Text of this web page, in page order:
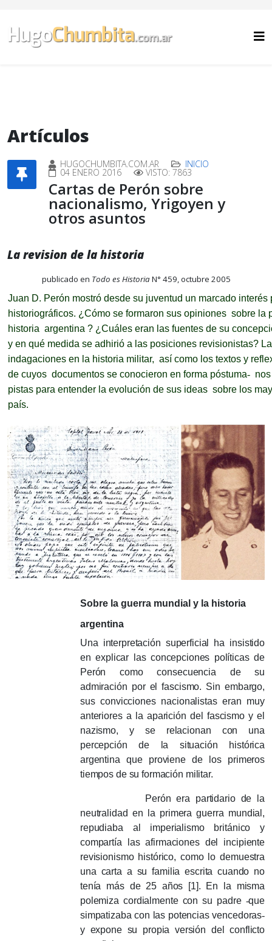
Artículos
HUGOCHUMBITA.COM.AR INICIO
04 ENERO 2016 VISTO: 7863
Cartas de Perón sobre
nacionalismo, Yrigoyen y
otros asuntos
La revision de la historia
publicado en Todo es HistoriaN° 459, octubre 2005
Juan D. Perón mostró desde su juventud un marcado
historiográficos. ¿Cómo se formaron sus opiniones sobre la
historia argentina ? ¿Cuáles eran las fuentes de su
y en qué medida se adhirió a las posiciones revisionistas?
indagaciones en la historia militar, así como los textos y
de cuyos documentos se conocieron en forma póstuma-
pistas para entender la evolución de sus ideas sobre los
país.
Sobre la guerra mundial y la historia
argentina
Una interpretación superficial ha insistido
en explicar las concepciones políticas de
Perón como consecuencia de su
admiración por el fascismo. Sin embargo,
sus convicciones nacionalistas eran muy
anteriores a la aparición del fascismo y el
nazismo, y se relacionan con una
percepción de la situación histórica
argentina que proviene de los primeros
tiempos de su formación militar.
Perón era partidario de la
neutralidad en la primera guerra mundial,
repudiaba al imperialismo británico y
compartía las afirmaciones del incipiente
revisionismo histórico, como lo demuestra
una carta a su familia escrita cuando no
tenía más de 25 años [1]. En la misma
polemiza cordialmente con su padre -que
simpatizaba con las potencias vencedoras-
y expone su propia versión del conflicto